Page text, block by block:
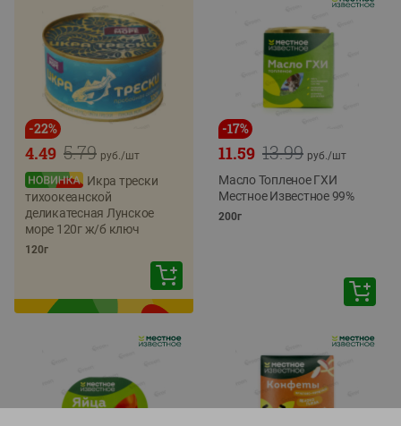
-22%
5.79
4.49 руб./шт
Икра трески
тихоокеанской
деликатесная Лунское
море 120г ж/б ключ
120г
-17%
13.99
11.59 руб./шт
Масло Топленое ГХИ
Местное Известное 99%
200г